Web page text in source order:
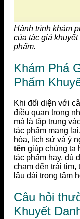
Hành trình khám
của tác giả
phẩm.
Khám Phá
Phẩm
Khi đối diện với
điều quan trọng
mà là tập trung
tác phẩm mang
hóa, lịch sử và ý
tên giúp chúng ta
tác phẩm hay, dù
chạm đến trái tim,
lâu dài trong tâm
Câu hỏi
Khuyết